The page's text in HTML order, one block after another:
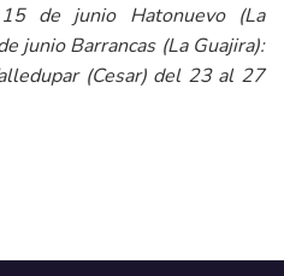
de junio Hatonuevo (La
junio Barrancas (La Guajira):
(Cesar) del 23 al 27